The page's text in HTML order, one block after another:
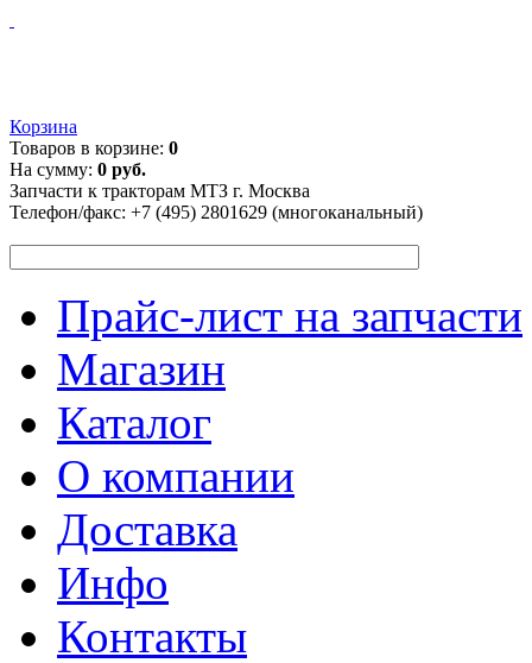
Корзина
Товаров в корзине: 0
На сумму: 0 руб.
Запчасти к тракторам МТЗ г. Москва
Телефон/факс: +7 (495) 2801629 (многоканальный)
Прайс-лист на запчасти
Магазин
Каталог
О компании
Доставка
Инфо
Контакты